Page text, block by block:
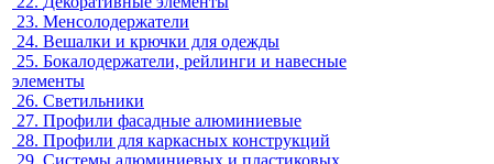
23. Менсолодержатели
24. Вешалки и крючки для одежды
25. Бокалодержатели, рейлинги и навесные
элементы
26. Светильники
27. Профили фасадные алюминиевые
28. Профили для каркасных конструкций
29. Системы алюминиевых и пластиковых